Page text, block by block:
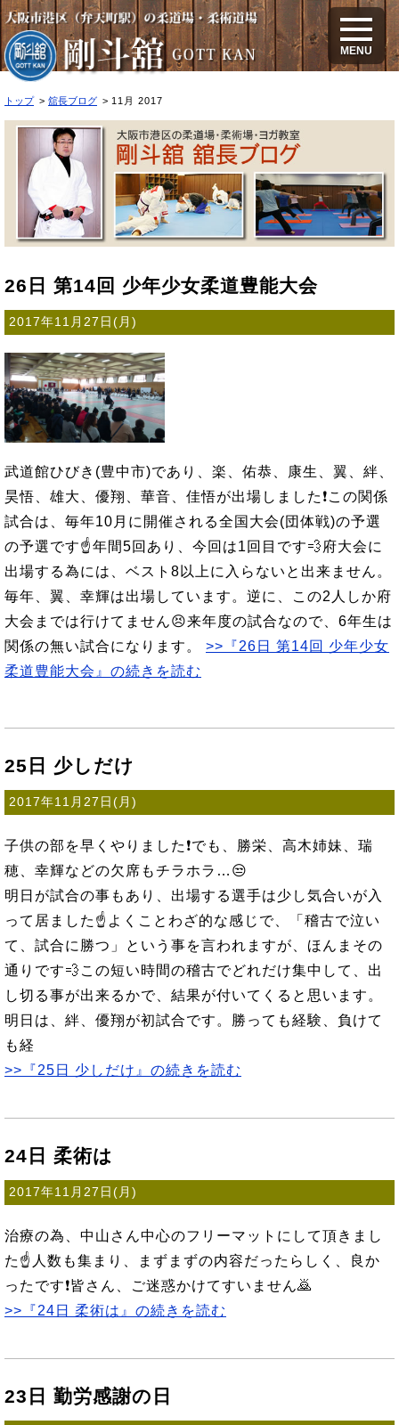
2017年11月のブログ
MENU
トップ 舘長ブログ 11月 2017
26日 第14回 少年少女柔道豊能大会
2017年11月27日(月)
武道館ひびき(豊中市)であり、楽、佑恭、康生、翼、絆、
昊悟、雄大、優翔、華音、佳悟が出場しました❗この関係
試合は、毎年10月に開催される全国大会(団体戦)の予選
の予選です☝年間5回あり、今回は1回目です💨府大会に
出場する為には、ベスト8以上に入らないと出来ません。
毎年、翼、幸輝は出場しています。逆に、この2人しか府
大会までは行けてません😣来年度の試合なので、6年生は
関係の無い試合になります。
>>『26日 第14回 少年少女
柔道豊能大会』の続きを読む
25日 少しだけ
2017年11月27日(月)
子供の部を早くやりました❗でも、勝栄、高木姉妹、瑞
穂、幸輝などの欠席もチラホラ…😒
明日が試合の事もあり、出場する選手は少し気合いが入
って居ました☝よくことわざ的な感じで、「稽古で泣い
て、試合に勝つ」という事を言われますが、ほんまその
通りです💨この短い時間の稽古でどれだけ集中して、出
し切る事が出来るかで、結果が付いてくると思います。
明日は、絆、優翔が初試合です。勝っても経験、負けて
も経
>>『25日 少しだけ』の続きを読む
24日 柔術は
2017年11月27日(月)
治療の為、中山さん中心のフリーマットにして頂きまし
た☝人数も集まり、まずまずの内容だったらしく、良か
ったです❗皆さん、ご迷惑かけてすいません🙇
>>『24日 柔術は』の続きを読む
23日 勤労感謝の日